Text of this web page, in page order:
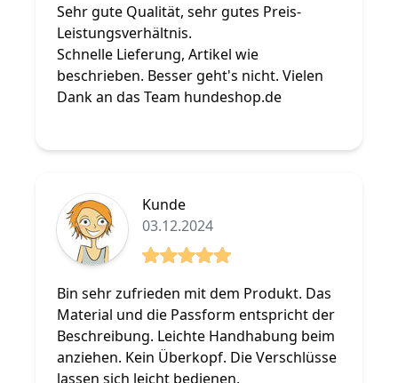
Sehr gute Qualität, sehr gutes Preis-
Leistungsverhältnis.
Schnelle Lieferung, Artikel wie
beschrieben. Besser geht's nicht. Vielen
Dank an das Team hundeshop.de
Kunde
03.12.2024
Bin sehr zufrieden mit dem Produkt. Das
Material und die Passform entspricht der
Beschreibung. Leichte Handhabung beim
anziehen. Kein Überkopf. Die Verschlüsse
lassen sich leicht bedienen.